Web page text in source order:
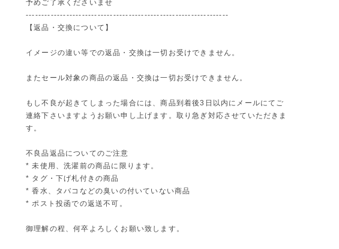
予めご了承くださいませ
-----------------------------------------------------------------
【返品・交換について】
イメージの違い等での返品・交換は一切お受けできません。
またセール対象の商品の返品・交換は一切お受けできません。
もし不良が起きてしまった場合には、商品到着後3日以内にメールにてご
連絡下さいますようお願い申し上げます。取り急ぎ対応させていただきま
す。
不良品返品についてのご注意
* 未使用、洗濯前の商品に限ります。
* タグ・下げ札付きの商品
* 香水、タバコなどの臭いの付いていない商品
* ポスト投函での返送不可。
御理解の程、何卒よろしくお願い致します。